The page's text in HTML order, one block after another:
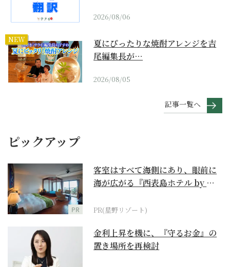
2026/08/06
NEW
夏にぴったりな焼酎アレンジを吉
尾編集長が…
2026/08/05
記事一覧へ
ピックアップ
PR
客室はすべて海側にあり、眼前に
海が広がる『西表島ホテル by 星
PR(星野リゾート)
金利上昇を機に、『守るお金』の
置き場所を再検討